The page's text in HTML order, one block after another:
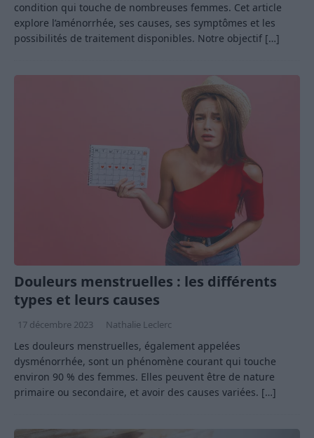
condition qui touche de nombreuses femmes. Cet article
explore l’aménorrhée, ses causes, ses symptômes et les
possibilités de traitement disponibles. Notre objectif […]
Douleurs menstruelles : les différents
types et leurs causes
17 décembre 2023 Nathalie Leclerc
Les douleurs menstruelles, également appelées
dysménorrhée, sont un phénomène courant qui touche
environ 90 % des femmes. Elles peuvent être de nature
primaire ou secondaire, et avoir des causes variées. […]